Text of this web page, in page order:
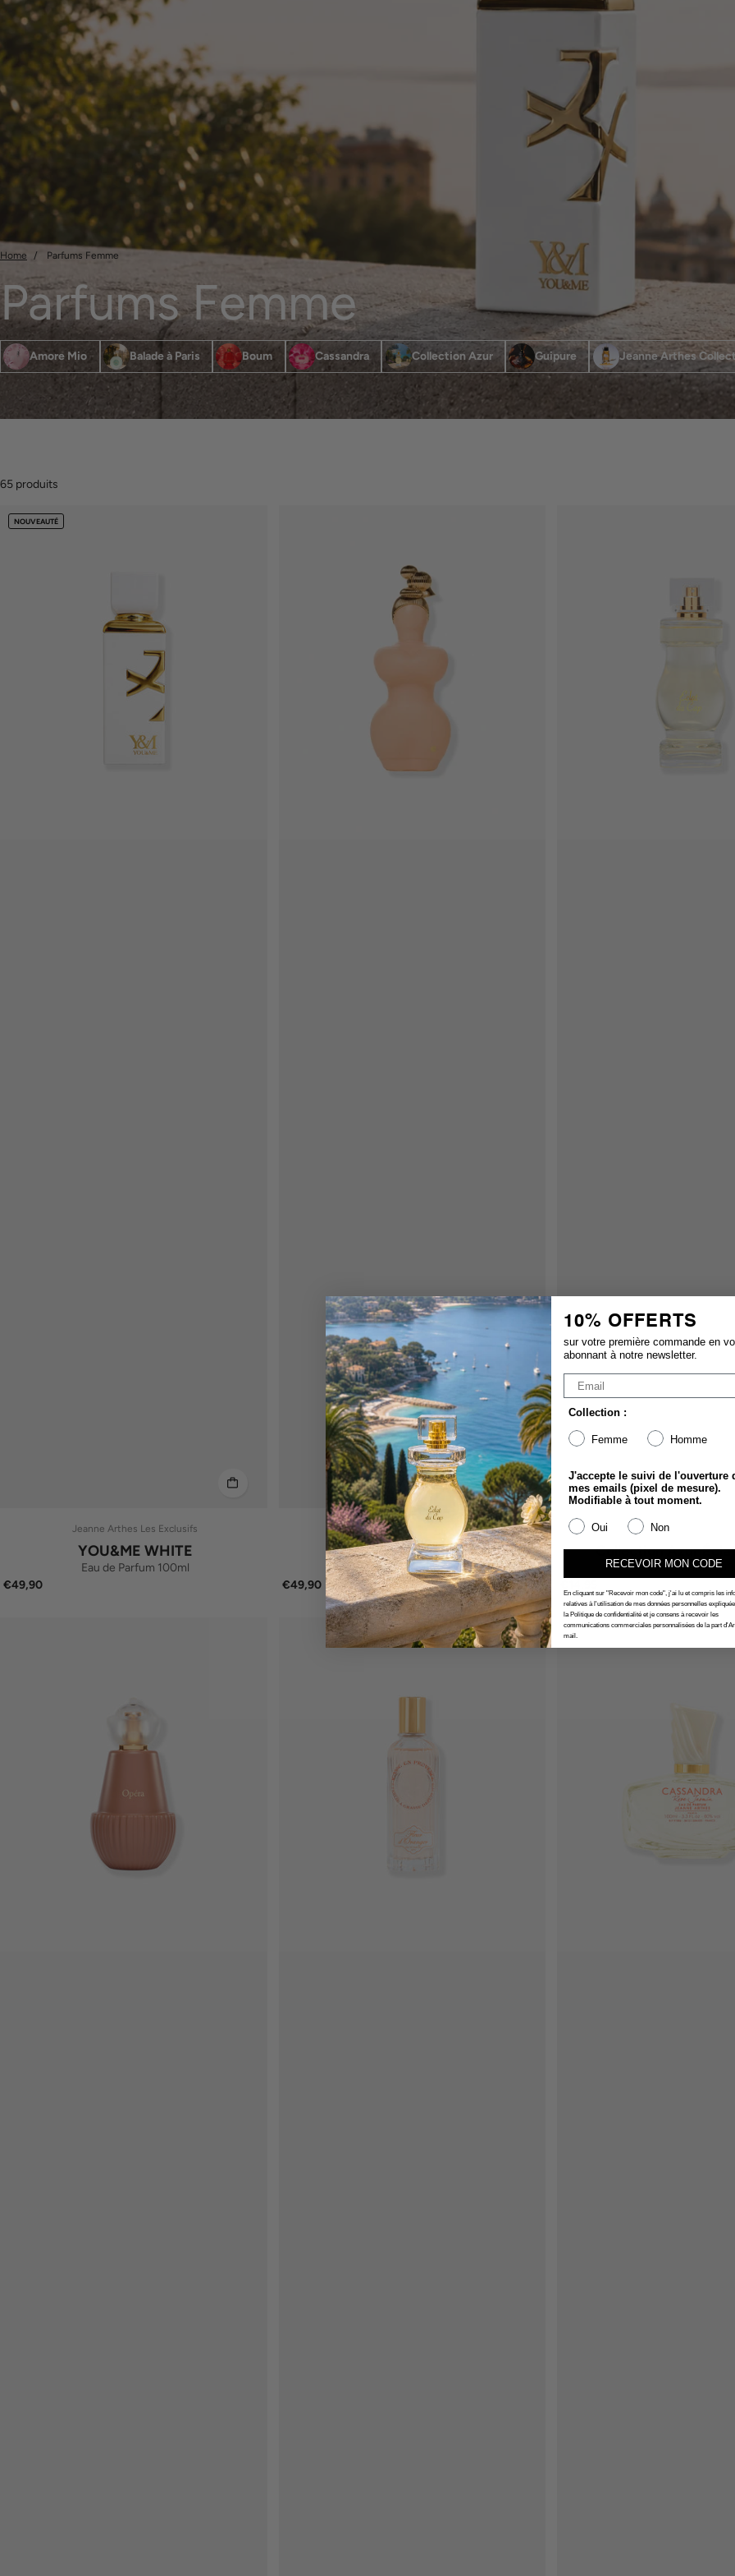
Home Parfums Femme
Parfums Femme
Amore Mio Balade à Paris Boum Cassandra Collection Azur Guipure Jeanne Arthes
65 produits
NOUVEAUTÉ
Jeanne Arthes Les Exclusifs
YOU&ME WHITE
Eau de Parfum 100ml
€49,90
Jeanne Arthes Les Exclusifs
Cassiopea
Eau de Parfum 100ml
€49,90
Jeanne Arthes
Collection Azur
Eau de Parfum
10% OFFERTS
sur votre première commande en
abonnant à notre newsletter.
Collection :
Femme Homme
J'accepte le suivi de l'ouverture
mes emails (pixel de mesure).
Modifiable à tout moment.
Oui Non
RECEVOIR MON CODE
En cliquant sur "Recevoir mon code", j'ai lu et compris les
relatives à l'utilisation de mes données personnelles
la Politique de confidentialité et je consens à recevoir les
communications commerciales personnalisées de la part
mail.